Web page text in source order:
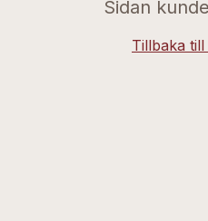
Sidan
Tillbaka